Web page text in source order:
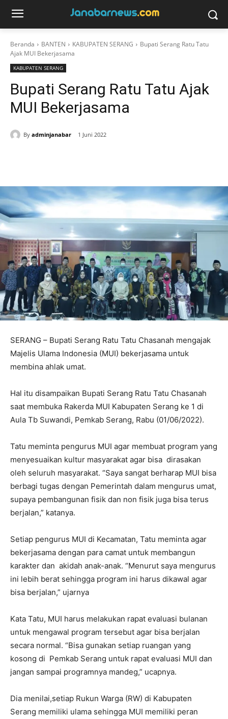
Beranda BANTEN KABUPATEN SERANG
Bupati Serang Ratu Tatu
Ajak MUI Bekerjasama
KABUPATEN SERANG
Bupati Serang Ratu Tatu Ajak
MUI Bekerjasama
By adminjanabar 1 Juni 2022
SERANG – Bupati Serang Ratu Tatu Chasanah mengajak
Majelis Ulama Indonesia (MUI) bekerjasama untuk
membina ahlak umat.
Hal itu disampaikan Bupati Serang Ratu Tatu Chasanah
saat membuka Rakerda MUI Kabupaten Serang ke 1 di
Aula Tb Suwandi, Pemkab Serang, Rabu (01/06/2022).
Tatu meminta pengurus MUI agar membuat program yang
menyesuaikan kultur masyarakat agar bisa dirasakan
oleh seluruh masyarakat. “Saya sangat berharap MUI bisa
berbagi tugas dengan Pemerintah dalam mengurus umat,
supaya pembangunan fisik dan non fisik juga bisa terus
berjalan,” katanya.
Setiap pengurus MUI di Kecamatan, Tatu meminta agar
bekerjasama dengan para camat untuk membangun
karakter dan akidah anak-anak. “Menurut saya mengurus
ini lebih berat sehingga program ini harus dikawal agar
bisa berjalan,” ujarnya
Kata Tatu, MUI harus melakukan rapat evaluasi bulanan
untuk mengawal program tersebut agar bisa berjalan
secara normal. “Bisa gunakan setiap ruangan yang
kosong di Pemkab Serang untuk rapat evaluasi MUI dan
jangan sampai programnya mandeg,” ucapnya.
Dia menilai,setiap Rukun Warga (RW) di Kabupaten
Serang memiliki ulama sehingga MUI memiliki peran